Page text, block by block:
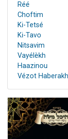
Réé
Choftim
Ki-Tetsé
Ki-Tavo
Nitsavim
Vayélèkh
Haazinou
Vézot